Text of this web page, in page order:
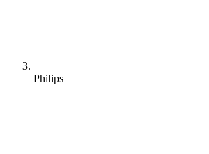
Philips